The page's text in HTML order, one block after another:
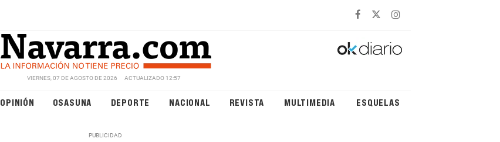
VIERNES, 07 DE AGOSTO DE 2026 ACTUALIZADO 12:57
OPINIÓN OSASUNA DEPORTE NACIONAL REVISTA MULTIMEDIA ESQUELAS